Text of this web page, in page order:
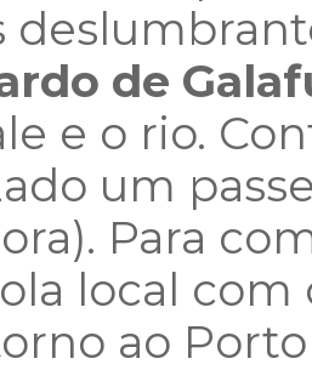
de
e o rio.
um
Para
local
ao